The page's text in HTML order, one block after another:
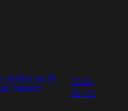
amikor az AI
hanem
2026-
08-02